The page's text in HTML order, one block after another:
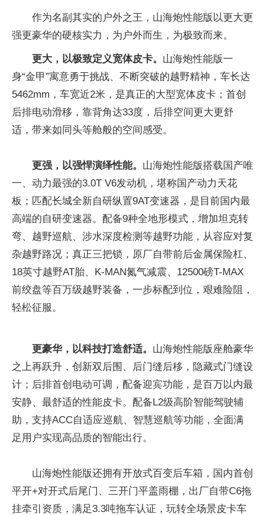
作为名副其实的户外之王，山海炮性能版以更大更
强更豪华的硬核实力，为户外而生，为极致而来。
更大，以极致定义宽体皮卡。 山海炮性能版一
身“金甲”寓意勇于挑战、不断突破的越野精神，车长达
5462mm，车宽近2米，是真正的大型宽体皮卡；首创
后排电动滑移，靠背角达33度，后排空间更大更舒
适，带来如同头等舱般的空间感受。
更强，以强悍演绎性能。 山海炮性能版搭载国产唯
一、动力最强的3.0T V6发动机，堪称国产动力天花
板；匹配长城全新自研纵置9AT变速器，是目前国内最
高端的自研变速器。配备9种全地形模式，增加坦克转
弯、越野巡航、涉水深度检测等越野功能，从容应对复
杂越野路况；真正三把锁，原厂自带前后金属保险杠、
18英寸越野AT胎、K-MAN氮气减震、12500磅T-MAX
前绞盘等百万级越野装备，一步标配到位，艰难险阻，
轻松征服。
更豪华，以科技打造舒适。 山海炮性能版座舱豪华
之上再跃升，创新双后围、后门缝后移，隐藏式门缝设
计；后排首创电动可调，配备迎宾功能，是百万以内最
安静、最舒适的性能皮卡。配备L2级高阶智能驾驶辅
助，支持ACC自适应巡航、智慧巡航等功能，全面满
足用户实现高品质的智能出行。
山海炮性能版还拥有开放式百变后车箱，国内首创
平开+对开式后尾门、三开门平盖雨棚，出厂自带C6拖
挂牵引资质，满足3.3吨拖车认证，玩转全场景皮卡车